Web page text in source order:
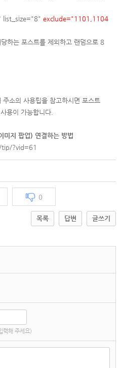
list_size="8" exclude="1101,1104
하는 포스트를 제외하고 랜덤으로 8
소의 사용팁을 참고하시면 포스트
용이 가능합니다.
지 팝업) 연결하는 방법
?vid=61
0
목록 답변 글쓰기
력해 주세요)